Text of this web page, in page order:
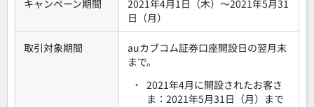
キャンペーン期間
2021年4月1日（木）～2021年5月31
日（月）
取引対象期間
auカブコム証券口座開設日の翌月末
まで。
・ 2021年4月に開設されたお客さ
ま：2021年5月31日（月）まで